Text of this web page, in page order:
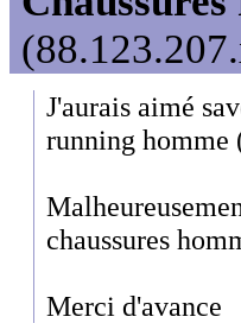
J'aurais aimé
running
chaussures
Merci d'avance